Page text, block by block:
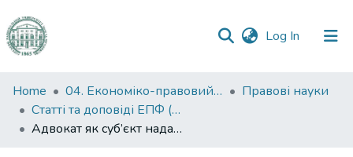
Log In (current)
Communities
&
Collections
Home 04. Економіко-правовий факультет
Правові науки
Статті та доповіді ЕПФ (Правові науки)
Адвокат як суб’єкт надання правової допомоги в адмiнiстративному правi